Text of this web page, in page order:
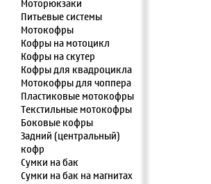
Моторюкзаки
Питьевые системы
Мотокофры
Кофры на мотоцикл
Кофры на скутер
Кофры для квадроцикла
Мотокофры для чоппера
Пластиковые мотокофры
Текстильные мотокофры
Боковые кофры
Задний (центральный)
кофр
Сумки на бак
Сумки на бак на магнитах